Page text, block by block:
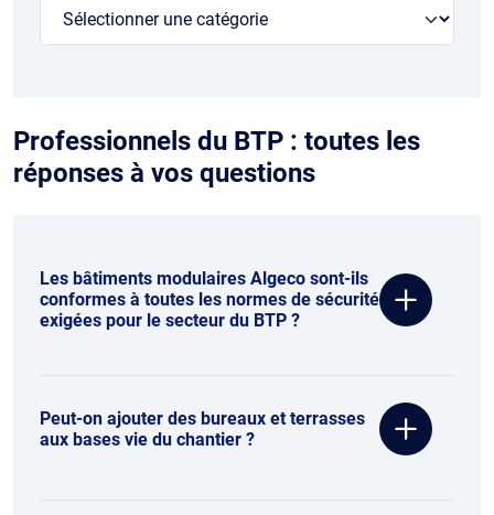
Professionnels du BTP : toutes les
réponses à vos questions
Les bâtiments modulaires Algeco sont-ils
conformes à toutes les normes de sécurité
exigées pour le secteur du BTP ?
Peut-on ajouter des bureaux et terrasses
aux bases vie du chantier ?